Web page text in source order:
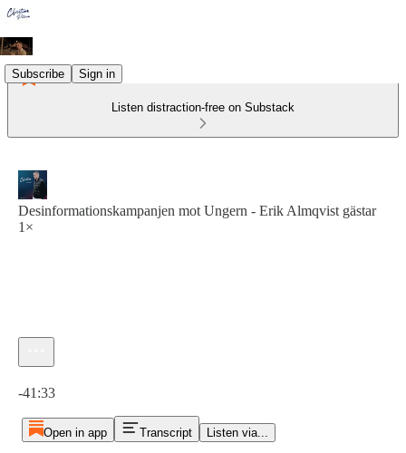
Subscribe Sign in
Listen distraction-free on Substack
Desinformationskampanjen mot Ungern - Erik Almqvist gästar
1×
-41:33
Open in app Transcript Listen via...